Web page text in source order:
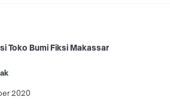
Toko Bumi Fiksi Makassar
2020